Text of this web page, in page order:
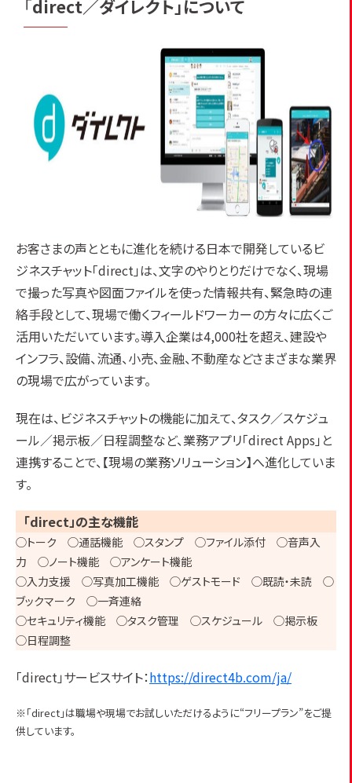
「direct／ダイレクト」について
お客さまの声とともに進化を続ける日本で開発しているビ
ジネスチャット「direct」は、文字のやりとりだけでなく、現場
で撮った写真や図面ファイルを使った情報共有、緊急時の連
絡手段として、現場で働くフィールドワーカーの方々に広くご
活用いただいています。導入企業は4,000社を超え、建設や
インフラ、設備、流通、小売、金融、不動産などさまざまな業界
の現場で広がっています。
現在は、ビジネスチャットの機能に加えて、タスク／スケジュ
ール／掲示板／日程調整など、業務アプリ「direct Apps」と
連携することで、【現場の業務ソリューション】へ進化していま
す。
「direct」の主な機能
◯トーク ◯通話機能 ◯スタンプ ◯ファイル添付 ◯音声入
力 ◯ノート機能 ◯アンケート機能
◯入力支援 ◯写真加工機能 ◯ゲストモード ◯既読・未読 ◯
ブックマーク ◯一斉連絡
◯セキュリティ機能 ◯タスク管理 ◯スケジュール ◯掲示板
◯日程調整
「direct」サービスサイト：https://direct4b.com/ja/
※「direct」は職場や現場でお試しいただけるように“フリープラン”をご提
供しています。